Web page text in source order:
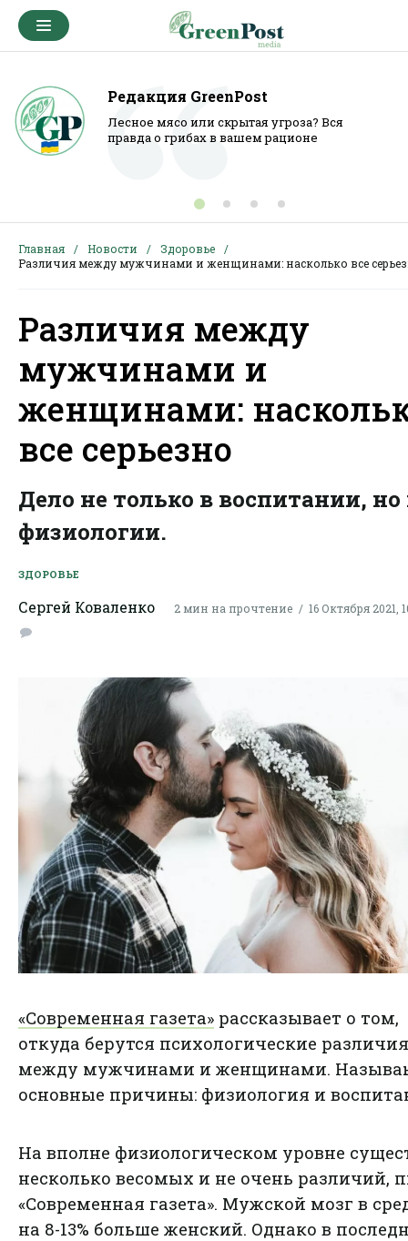
Редакция GreenPost
Лесное мясо или скрытая угроза? Вся
правда о грибах в вашем рационе
Главная Новости
Здоровье
Различия между мужчинами и женщинами: насколько все
Различия между
мужчинами и
женщинами:
все серьезно
Дело не только в воспитании, но
физиологии.
ЗДОРОВЬЕ
Сергей Коваленко 2 мин на прочтение 16 Октября 2021,
«Современная газета» рассказывает о том,
откуда берутся психологические различия
между мужчинами и женщинами.
основные причины: физиология и
На вполне физиологическом уровне
несколько весомых и не очень различий,
«Современная газета». Мужской мозг в
на 8-13% больше женский. Однако в